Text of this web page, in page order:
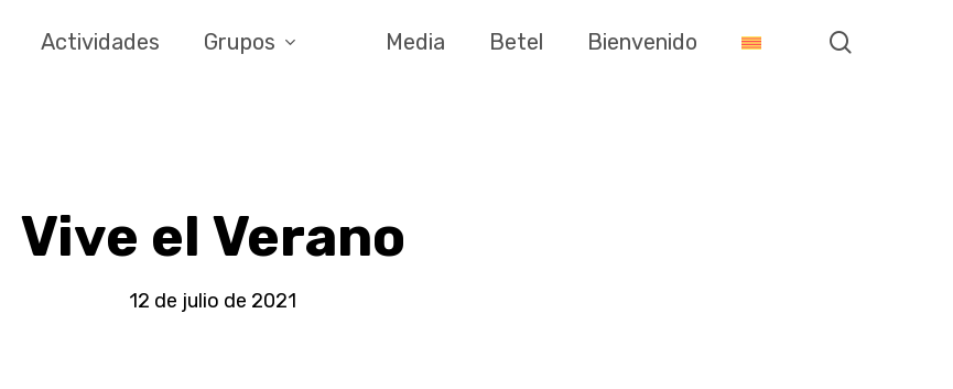
Actividades Grupos Media Betel Bienvenido
Vive el Verano
12 de julio de 2021